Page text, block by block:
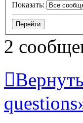
Показать:
2